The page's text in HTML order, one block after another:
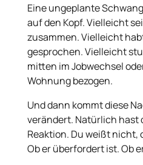
Eine ungeplante
auf den Kopf. Vielleicht
zusammen. Vielleicht
gesprochen. Vielleicht
mitten im Jobwechsel
Wohnung bezogen.
Und dann kommt diese
verändert. Natürlich hast
Reaktion. Du weißt nicht,
Ob er überfordert ist. Ob